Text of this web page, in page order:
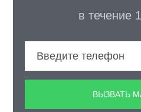
в течение